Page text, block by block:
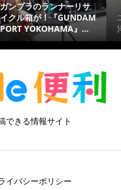
ガンプラのランナーリサ
イクル箱が！『GUNDAM
PORT YOKOHAMA』...
できる情報サイト
イバシーポリシー